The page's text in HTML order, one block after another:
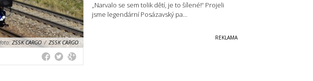
„Narvalo se sem tolik dětí, je to šílené!“ Projeli
jsme legendární Posázavský pa…
foto: ZSSK CARGO / ZSSK CARGO